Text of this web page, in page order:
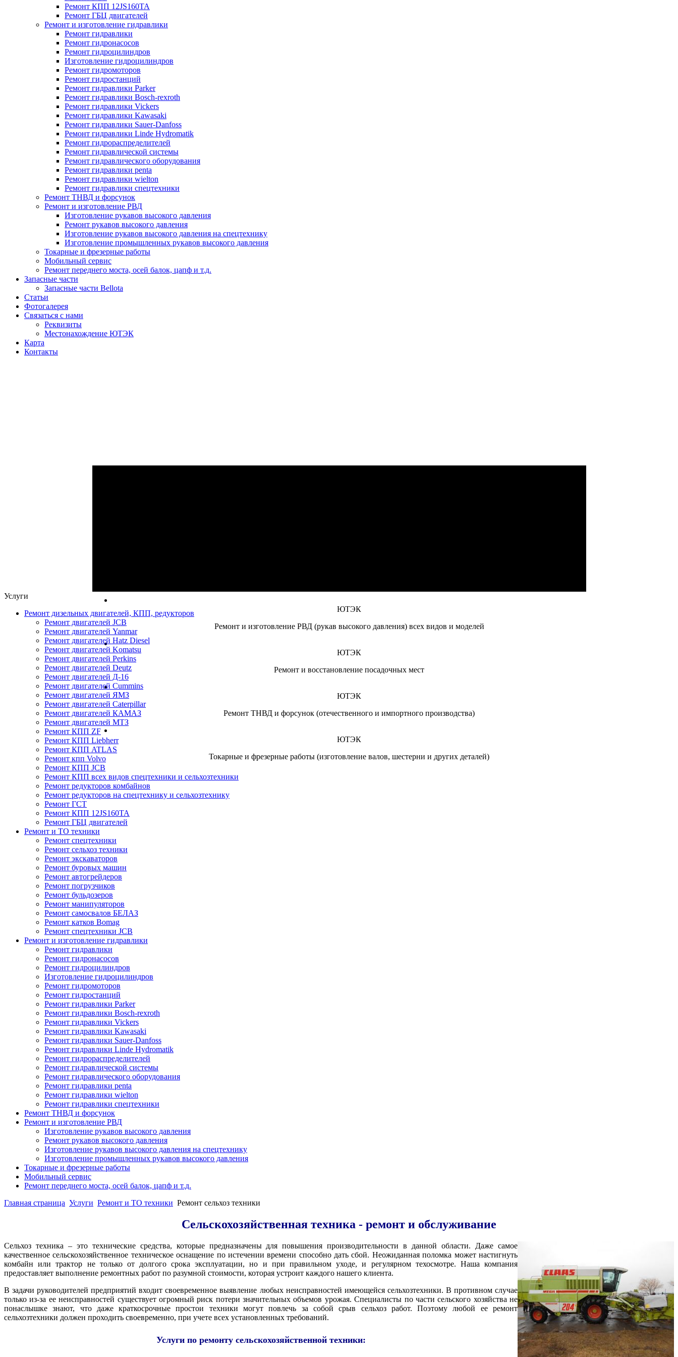
Ремонт КПП 12JS160TA
Ремонт ГБЦ двигателей
Ремонт и изготовление гидравлики
Ремонт гидравлики
Ремонт гидронасосов
Ремонт гидроцилиндров
Изготовление гидроцилиндров
Ремонт гидромоторов
Ремонт гидростанций
Ремонт гидравлики Parker
Ремонт гидравлики Bosch-rexroth
Ремонт гидравлики Vickers
Ремонт гидравлики Kawasaki
Ремонт гидравлики Sauer-Danfoss
Ремонт гидравлики Linde Hydromatik
Ремонт гидрораспределителей
Ремонт гидравлической системы
Ремонт гидравлического оборудования
Ремонт гидравлики penta
Ремонт гидравлики wielton
Ремонт гидравлики спецтехники
Ремонт ТНВД и форсунок
Ремонт и изготовление РВД
Изготовление рукавов высокого давления
Ремонт рукавов высокого давления
Изготовление рукавов высокого давления на спецтехнику
Изготовление промышленных рукавов высокого давления
Токарные и фрезерные работы
Мобильный сервис
Ремонт переднего моста, осей балок, цапф и т.д.
Запасные части
Запасные части Bellota
Статьи
Фотогалерея
Связаться с нами
Реквизиты
Местонахождение ЮТЭК
Карта
Контакты
ЮТЭК
Ремонт и изготовление РВД (рукав высокого давления) всех видов и моделей
ЮТЭК
Ремонт и восстановление посадочных мест
ЮТЭК
Ремонт ТНВД и форсунок (отечественного и импортного производства)
ЮТЭК
Токарные и фрезерные работы (изготовление валов, шестерни и других деталей)
Услуги
Ремонт дизельных двигателей, КПП, редукторов
Ремонт двигателей JCB
Ремонт двигателей Yanmar
Ремонт двигателей Hatz Diesel
Ремонт двигателей Komatsu
Ремонт двигателей Perkins
Ремонт двигателей Deutz
Ремонт двигателей Д-16
Ремонт двигателей Cummins
Ремонт двигателей ЯМЗ
Ремонт двигателей Caterpillar
Ремонт двигателей КАМАЗ
Ремонт двигателей МТЗ
Ремонт КПП ZF
Ремонт КПП Liebherr
Ремонт КПП ATLAS
Ремонт кпп Volvo
Ремонт КПП JСB
Ремонт КПП всех видов спецтехники и сельхозтехники
Ремонт редукторов комбайнов
Ремонт редукторов на спецтехнику и сельхозтехнику
Ремонт ГСТ
Ремонт КПП 12JS160TA
Ремонт ГБЦ двигателей
Ремонт и ТО техники
Ремонт спецтехники
Ремонт сельхоз техники
Ремонт экскаваторов
Ремонт буровых машин
Ремонт автогрейдеров
Ремонт погрузчиков
Ремонт бульдозеров
Ремонт манипуляторов
Ремонт самосвалов БЕЛАЗ
Ремонт катков Bomag
Ремонт спецтехники JCB
Ремонт и изготовление гидравлики
Ремонт гидравлики
Ремонт гидронасосов
Ремонт гидроцилиндров
Изготовление гидроцилиндров
Ремонт гидромоторов
Ремонт гидростанций
Ремонт гидравлики Parker
Ремонт гидравлики Bosch-rexroth
Ремонт гидравлики Vickers
Ремонт гидравлики Kawasaki
Ремонт гидравлики Sauer-Danfoss
Ремонт гидравлики Linde Hydromatik
Ремонт гидрораспределителей
Ремонт гидравлической системы
Ремонт гидравлического оборудования
Ремонт гидравлики penta
Ремонт гидравлики wielton
Ремонт гидравлики спецтехники
Ремонт ТНВД и форсунок
Ремонт и изготовление РВД
Изготовление рукавов высокого давления
Ремонт рукавов высокого давления
Изготовление рукавов высокого давления на спецтехнику
Изготовление промышленных рукавов высокого давления
Токарные и фрезерные работы
Мобильный сервис
Ремонт переднего моста, осей балок, цапф и т.д.
Главная страница Услуги Ремонт и ТО техники Ремонт сельхоз техники
Сельскохозяйственная техника - ремонт и обслуживание
Сельхоз техника – это технические средства, которые предназначены для повышения производительности в данной области. Даже самое
качественное сельскохозяйственное техническое оснащение по истечении времени способно дать сбой. Неожиданная поломка может настигнуть
комбайн или трактор не только от долгого срока эксплуатации, но и при правильном уходе, и регулярном техосмотре. Наша компания
предоставляет выполнение ремонтных работ по разумной стоимости, которая устроит каждого нашего клиента.
В задачи руководителей предприятий входит своевременное выявление любых неисправностей имеющейся сельхозтехники. В противном случае
только из-за ее неисправностей существует огромный риск потери значительных объемов урожая. Специалисты по части сельского хозяйства не
понаслышке знают, что даже краткосрочные простои техники могут повлечь за собой срыв сельхоз работ. Поэтому любой ее ремонт
сельхозтехники должен проходить своевременно, при учете всех установленных требований.
Услуги по ремонту сельскохозяйственной техники: